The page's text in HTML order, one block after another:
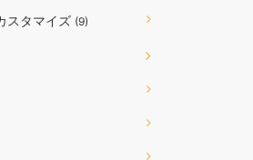
スタマイズ (9)